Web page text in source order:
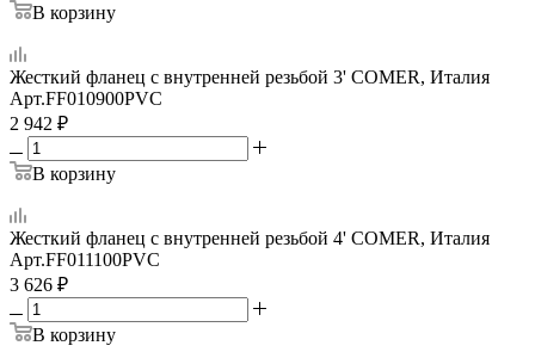
В корзину
Жесткий фланец с внутренней резьбой 3' COMER, Италия
Арт.FF010900PVC
2 942 ₽
В корзину
Жесткий фланец с внутренней резьбой 4' COMER, Италия
Арт.FF011100PVC
3 626 ₽
В корзину